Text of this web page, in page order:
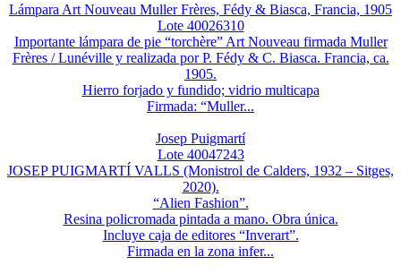
Lámpara Art Nouveau Muller Frères, Fédy & Biasca, Francia, 1905
Lote 40026310
Importante lámpara de pie “torchère” Art Nouveau firmada Muller
Frères / Lunéville y realizada por P. Fédy & C. Biasca. Francia, ca.
1905.
Hierro forjado y fundido; vidrio multicapa
Firmada: “Muller...
Josep Puigmartí
Lote 40047243
JOSEP PUIGMARTÍ VALLS (Monistrol de Calders, 1932 – Sitges,
2020).
“Alien Fashion”.
Resina policromada pintada a mano. Obra única.
Incluye caja de editores “Inverart”.
Firmada en la zona infer...